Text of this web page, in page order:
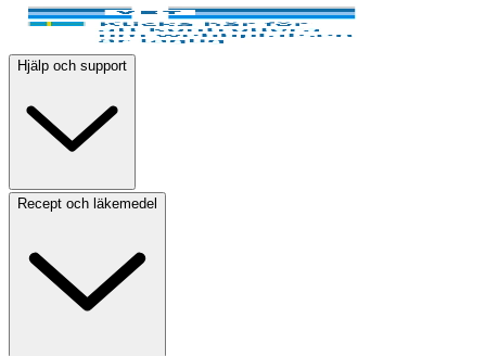
Hjälp och support
Recept och läkemedel